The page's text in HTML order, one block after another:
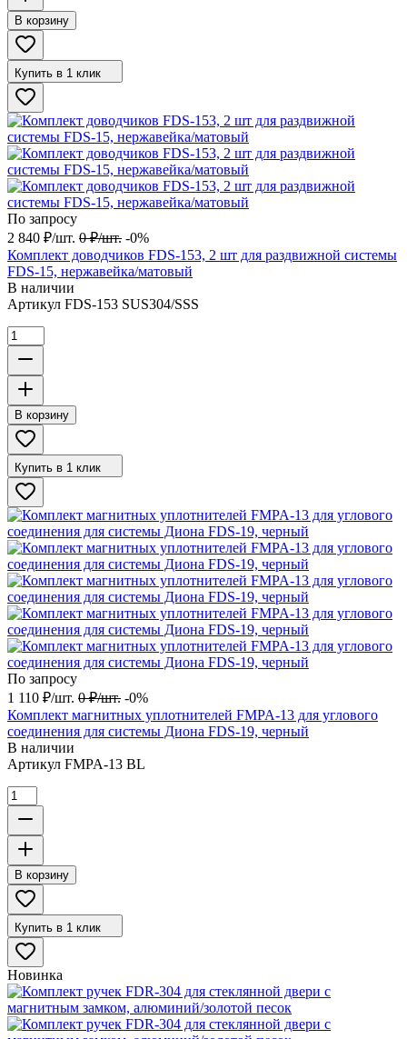
В корзину
Купить в 1 клик
По запросу
2 840 ₽/шт. 0 ₽/шт. -0%
Комплект доводчиков FDS-153, 2 шт для раздвижной системы
FDS-15, нержавейка/матовый
В наличии
Артикул FDS-153 SUS304/SSS
В корзину
Купить в 1 клик
По запросу
1 110 ₽/шт. 0 ₽/шт. -0%
Комплект магнитных уплотнителей FMPA-13 для углового
соединения для системы Диона FDS-19, черный
В наличии
Артикул FMPA-13 BL
В корзину
Купить в 1 клик
Новинка